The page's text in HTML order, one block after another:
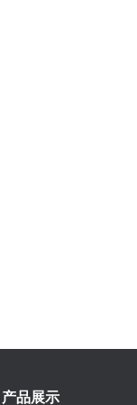
产品展示